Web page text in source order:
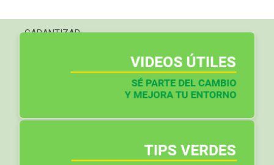
GARANTIZAR
ALCOHOL LEJOS DE ESCUELAS
EN MORELOS, PROPONE JUANITA